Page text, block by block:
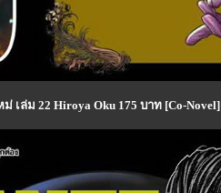
เล่ม 22 Hiroya Oku 175 บาท [Co-Novel]